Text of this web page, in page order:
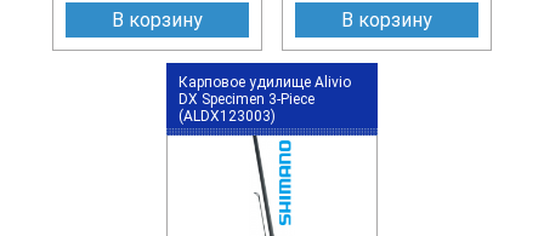
В корзину
В корзину
Карповое удилище Alivio
DX Specimen 3-Piece
(ALDX123003)